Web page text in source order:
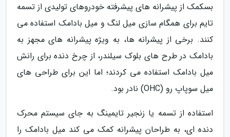
بسکمک از پیشرانه های پیشرفته خودروهای تولیدی از تسمه
تایم برای همگام سازی میل لنگ و میل بادامک استفاده می
کنند. برخی از پیشرانه ها، به ویژه پیشرانه های مجهز به
بادامک در طرح های بلوک سیلندر، از چرخ دنده برای رانش
میل بادامک استفاده می کردند؛ اما این برای طراحی های
میل سوپاپ رو (OHC) نادر بود.
استفاده از تسمه یا زنجیر تایمینگ به جای سیستم محرک
دنده ای، به طراحان پیشرانه کمک می کند میل بادامک را